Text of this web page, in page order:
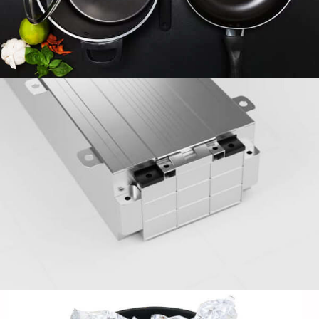
osłony komórek pryzmatycznych.
Aluminiowa folia gospodarstwa domowego
8011 - Niezawodny, Bezpieczny żywność
& Wszechstronny
Odkryj korzyści z aluminiowej folii gospodarstwa
domowego 8011 Do codziennego użytku w kuchni.
Bezpieczny do kontaktu z żywnością, odporne na
ciepło, i recyklingowe - idealne do pieczenia,
zawijanie, i przechowywania.